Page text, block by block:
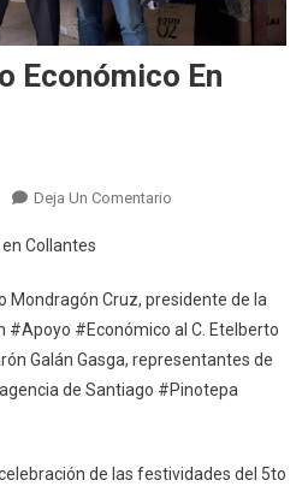
Económico En
Deja Un ComentarioEn
En
Collantes
Collantes
Mondragón Cruz, presidente de la
#Apoyo #Económico al C. Etelberto
Galán Gasga, representantes de
de Santiago #Pinotepa
de las festividades del 5to